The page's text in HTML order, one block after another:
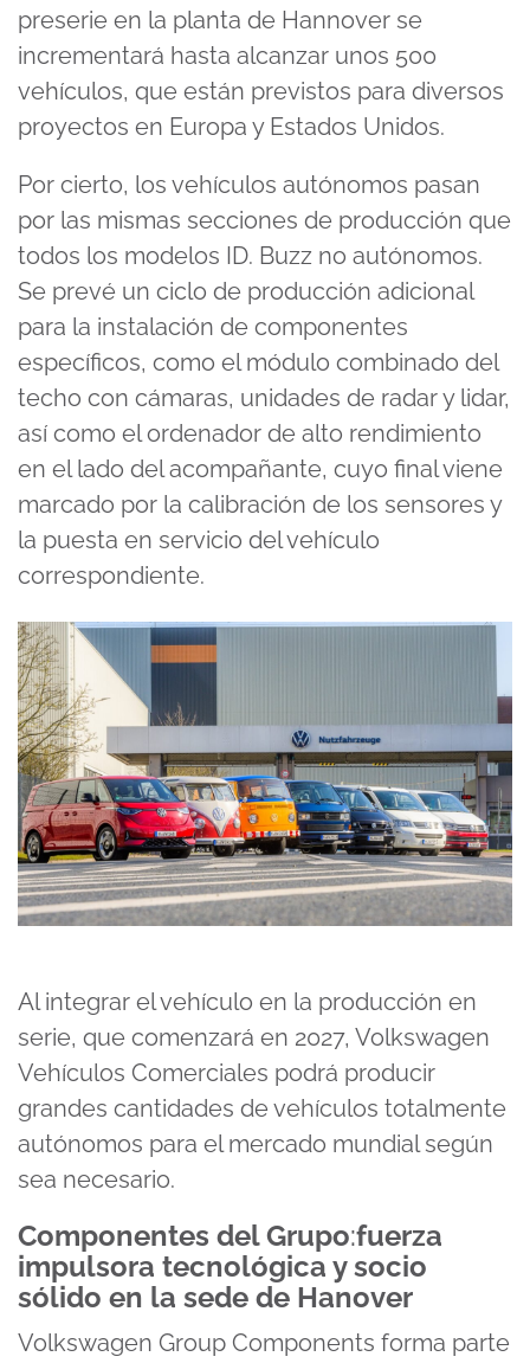
preserie en la planta de Hannover se
incrementará hasta alcanzar unos 500
vehículos, que están previstos para diversos
proyectos en Europa y Estados Unidos.
Por cierto, los vehículos autónomos pasan
por las mismas secciones de producción que
todos los modelos ID. Buzz no autónomos.
Se prevé un ciclo de producción adicional
para la instalación de componentes
específicos, como el módulo combinado del
techo con cámaras, unidades de radar y lidar,
así como el ordenador de alto rendimiento
en el lado del acompañante, cuyo final viene
marcado por la calibración de los sensores y
la puesta en servicio del vehículo
correspondiente.
Al integrar el vehículo en la producción en
serie, que comenzará en 2027, Volkswagen
Vehículos Comerciales podrá producir
grandes cantidades de vehículos totalmente
autónomos para el mercado mundial según
sea necesario.
Componentes del Grupo:fuerza
impulsora tecnológica y socio
sólido en la sede de Hanover
Volkswagen Group Components forma parte